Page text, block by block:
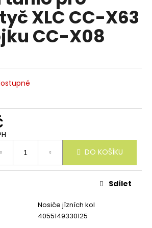
XLC CC-X63
CC-X08
DO KOŠÍKU
Nosiče jízních kol
4055149330125
Sdílet
HLEDAT